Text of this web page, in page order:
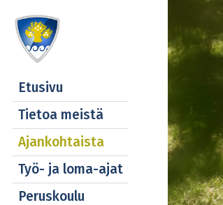
Etusivu
Tietoa meistä
Ajankohtaista
Työ- ja loma-ajat
Peruskoulu